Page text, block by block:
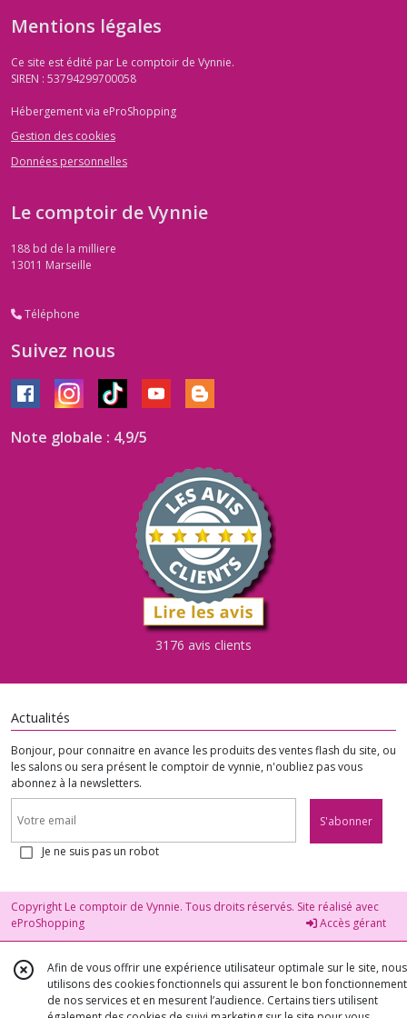
Mentions légales
Ce site est édité par Le comptoir de Vynnie.
SIREN : 53794299700058
Hébergement via eProShopping
Gestion des cookies
Données personnelles
Le comptoir de Vynnie
188 bd de la milliere
13011 Marseille
Téléphone
Suivez nous
Note globale : 4,9/5
3176 avis clients
Actualités
Bonjour, pour connaitre en avance les produits des ventes flash du site, ou
les salons ou sera présent le comptoir de vynnie, n'oubliez pas vous
abonnez à la newsletters.
S'abonner
Je ne suis pas un robot
Copyright Le comptoir de Vynnie. Tous droits réservés. Site réalisé avec
eProShopping
Accès gérant
Afin de vous offrir une expérience utilisateur optimale sur le site, nous
utilisons des cookies fonctionnels qui assurent le bon fonctionnement
de nos services et en mesurent l’audience. Certains tiers utilisent